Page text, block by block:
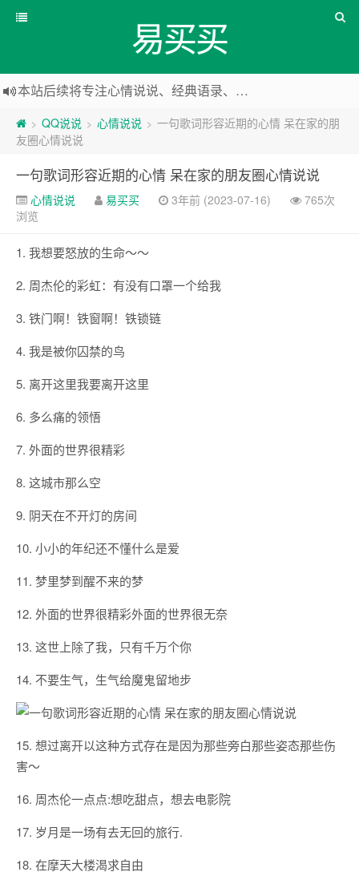
易买买
本站后续将专注心情说说、经典语录、心情随笔等
本站改版，下架友情链接
> QQ说说 > 心情说说 > 一句歌词形容近期的心情 呆在家的朋
友圈心情说说
一句歌词形容近期的心情 呆在家的朋友圈心情说说
心情说说 易买买 3年前 (2023-07-16)
765次
浏览
1. 我想要怒放的生命～～
2. 周杰伦的彩虹：有没有口罩一个给我
3. 铁门啊！铁窗啊！铁锁链
4. 我是被你囚禁的鸟
5. 离开这里我要离开这里
6. 多么痛的领悟
7. 外面的世界很精彩
8. 这城市那么空
9. 阴天在不开灯的房间
10. 小小的年纪还不懂什么是爱
11. 梦里梦到醒不来的梦
12. 外面的世界很精彩外面的世界很无奈
13. 这世上除了我，只有千万个你
14. 不要生气，生气给魔鬼留地步
15. 想过离开以这种方式存在是因为那些旁白那些姿态那些伤
害～
16. 周杰伦一点点:想吃甜点，想去电影院
17. 岁月是一场有去无回的旅行.
18. 在摩天大楼渴求自由